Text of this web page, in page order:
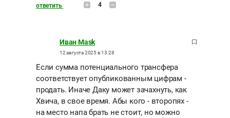
ответить 4
Иван Mask
12 августа 2025 в 13:28
Если сумма потенциального трансфера
соответствует опубликованным цифрам -
продать. Иначе Даку может зачахнуть, как
Хвича, в свое время. Абы кого - второпях -
на место напа брать не стоит, но можно